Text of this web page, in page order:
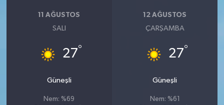
11 AĞUSTOS
SALI
27°
Güneşli
Nem: %69
12 AĞUSTOS
ÇARŞAMBA
27°
Güneşli
Nem: %61